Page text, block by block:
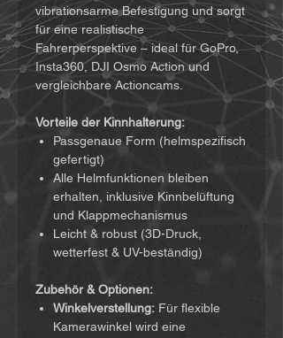
vibrationsarme Befestigung und sorgt
für eine realistische
Fahrerperspektive – ideal für GoPro,
Insta360, DJI Osmo Action und
vergleichbare Actioncams.
Vorteile der Kinnhalterung:
Passgenaue Form (helmspezifisch
gefertigt)
Alle Helmfunktionen bleiben
erhalten, inklusive Kinnbelüftung
und Klappmechanismus
Leicht & robust (3D-Druck,
wetterfest & UV-beständig)
Zubehör & Optionen:
Winkelverstellung: Für flexible
Kamerawinkel wird eine